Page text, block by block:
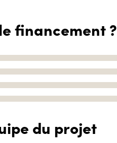
financement ?
du projet